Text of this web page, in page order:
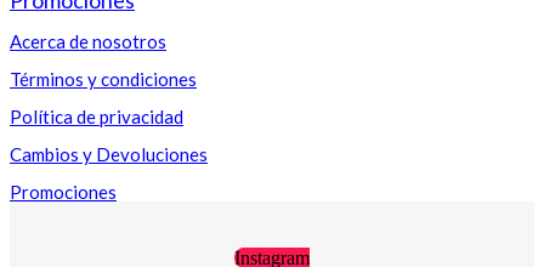
Acerca de nosotros
Términos y condiciones
Política de privacidad
Cambios y Devoluciones
Promociones
Instagram